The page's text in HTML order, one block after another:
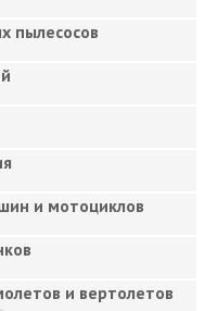
пылесосов
и мотоциклов
и вертолетов